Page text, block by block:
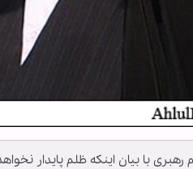
با بیان اینکه ظلم پایدار